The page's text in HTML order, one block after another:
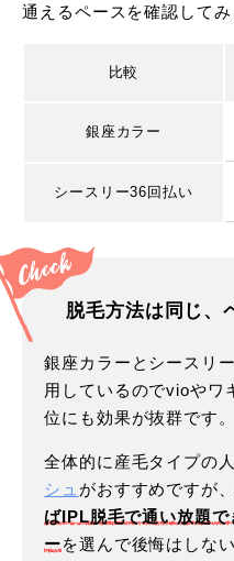
通えるペースを確認してみ
比較
銀座カラー
シースリー36回払い
脱毛方法は同じ、
銀座カラーとシースリ
用しているのでvioやワ
位にも効果が抜群です。
全体的に産毛タイプの
シュ がおすすめですが、
ばIPL脱毛で通い放題
ーを選んで後悔はしない